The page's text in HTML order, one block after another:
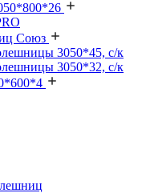
Союз
3050*45, с/к
3050*32, с/к